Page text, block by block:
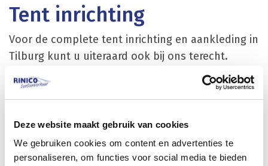
Deze website maakt gebruik van cookies
We gebruiken cookies om content en advertenties te
personaliseren, om functies voor social media te bieden
Tent inrichting
Voor de complete tent inrichting en aankleding in
Tilburg kunt u uiteraard ook bij ons terecht.
Hierbij moet u denken aan meubilair meubilair
met bijpassende tafels en statafels geplooide of
loungemeubilair en bijpassende barombouw en
achterwandkasten. Voor een complete
lichtinstallatie kunt u ook terecht bij Rinico. Denk